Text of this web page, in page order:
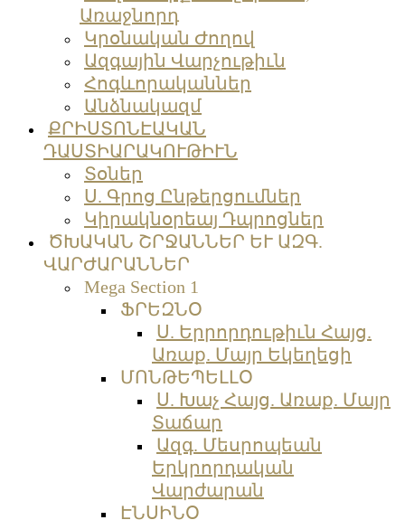
Առաջնորդ
Կրօնական Ժողով
Ազգային Վարչութիւն
Հոգևորականներ
Անձնակազմ
ՔՐԻՍՏՈՆԷԱԿԱՆ
ԴԱՍՏԻԱՐԱԿՈՒԹԻՒՆ
Տօներ
Ս. Գրոց Ընթերցումներ
Կիրակնօրեայ Դպրոցներ
ԾԽԱԿԱՆ ՇՐՋԱՆՆԵՐ ԵՒ ԱԶԳ.
ՎԱՐԺԱՐԱՆՆԵՐ
Mega Section 1
ՖՐԵԶՆՕ
Ս. Երրորդութիւն Հայց.
Առաք. Մայր Եկեղեցի
ՄՈՆԹԵՊԵԼԼՕ
Ս. Խաչ Հայց. Առաք. Մայր
Տաճար
Ազգ. Մեսրոպեան
Երկրորդական
Վարժարան
ԷՆՍԻՆՕ